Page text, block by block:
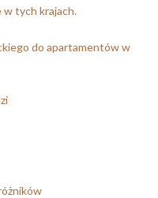
tych krajach.
do apartamentów w